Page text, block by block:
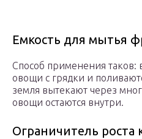
Емкость для мытья
Способ применения таков:
овощи с грядки и
земля вытекают через
овощи остаются внутри.
Ограничитель роста